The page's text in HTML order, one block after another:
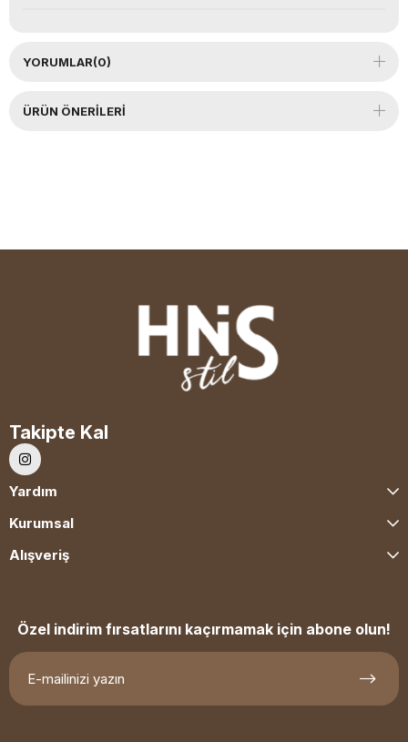
YORUMLAR(0)
ÜRÜN ÖNERILERI
Takipte Kal
Yardım
Kurumsal
Alışveriş
Özel indirim fırsatlarını kaçırmamak için abone olun!